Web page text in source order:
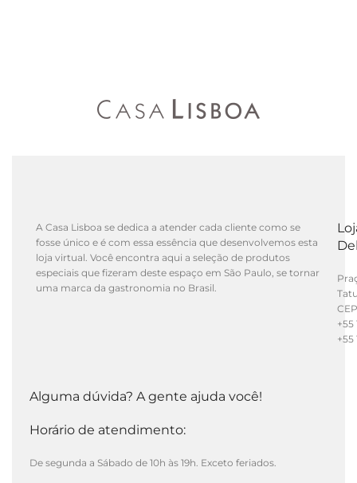
A Casa Lisboa se dedica a atender cada cliente como se
fosse único e é com essa essência que desenvolvemos esta
loja virtual. Você encontra aqui a seleção de produtos
especiais que fizeram deste espaço em São Paulo, se tornar
uma marca da gastronomia no Brasil.
+55
+55
Alguma dúvida? A gente ajuda você!
Horário de atendimento:
De segunda a Sábado de 10h às 19h. Exceto feriados.